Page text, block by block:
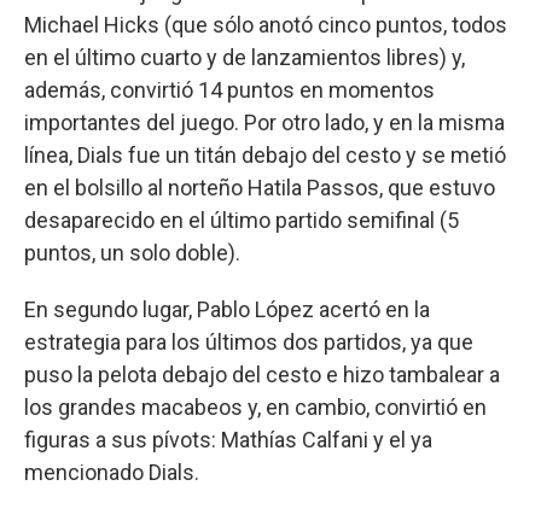
Michael Hicks (que sólo anotó cinco puntos, todos
en el último cuarto y de lanzamientos libres) y,
además, convirtió 14 puntos en momentos
importantes del juego. Por otro lado, y en la misma
línea, Dials fue un titán debajo del cesto y se metió
en el bolsillo al norteño Hatila Passos, que estuvo
desaparecido en el último partido semifinal (5
puntos, un solo doble).
En segundo lugar, Pablo López acertó en la
estrategia para los últimos dos partidos, ya que
puso la pelota debajo del cesto e hizo tambalear a
los grandes macabeos y, en cambio, convirtió en
figuras a sus pívots: Mathías Calfani y el ya
mencionado Dials.